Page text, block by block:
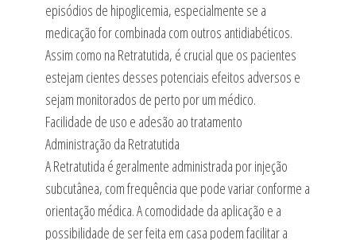
episódios de hipoglicemia, especialmente se a
medicação for combinada com outros antidiabéticos.
Assim como na Retratutida, é crucial que os pacientes
estejam cientes desses potenciais efeitos adversos e
sejam monitorados de perto por um médico.
Facilidade de uso e adesão ao tratamento
Administração da Retratutida
A Retratutida é geralmente administrada por injeção
subcutânea, com frequência que pode variar conforme a
orientação médica. A comodidade da aplicação e a
possibilidade de ser feita em casa podem facilitar a